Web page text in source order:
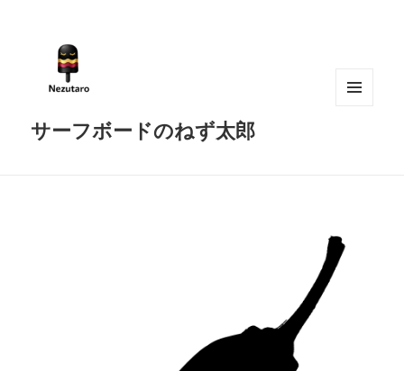
サーフボードのねず太郎